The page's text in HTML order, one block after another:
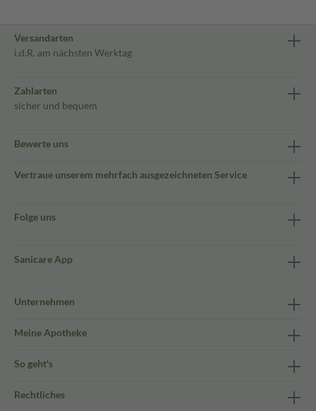
Versandarten
i.d.R. am nächsten Werktag
Zahlarten
sicher und bequem
Bewerte uns
Vertraue unserem mehrfach ausgezeichneten Service
Folge uns
Sanicare App
Unternehmen
Meine Apotheke
So geht's
Rechtliches